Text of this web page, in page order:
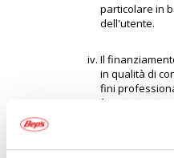
particolare in
dell'utente.
Il
in qualità di
fini
è autorizzato
per acquisti
professionale